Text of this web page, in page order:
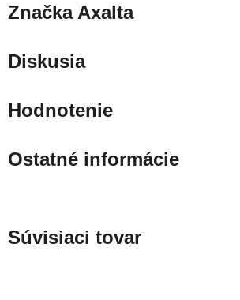
ZnačkaAxalta
Diskusia
Hodnotenie
Ostatné informácie
Súvisiaci tovar